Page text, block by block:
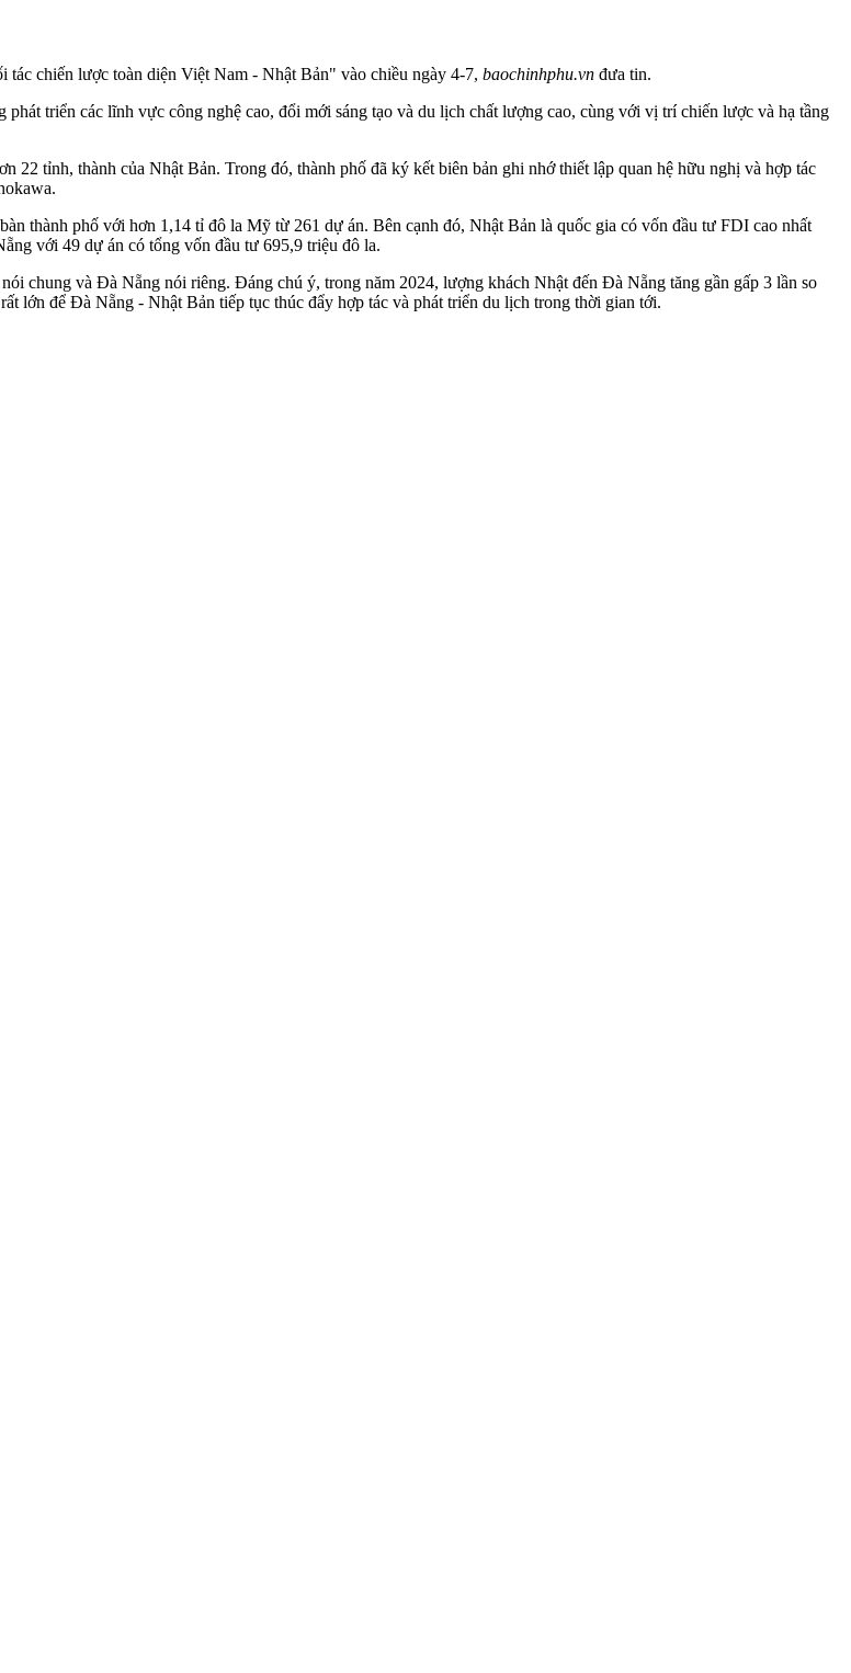
chiến lược toàn diện Việt Nam - Nhật Bản" vào chiều ngày 4-7, baochinhphu.vn đưa tin.
triển các lĩnh vực công nghệ cao, đổi mới sáng tạo và du lịch chất lượng cao, cùng với vị trí chiến lược và hạ tầng
tỉnh, thành của Nhật Bản. Trong đó, thành phố đã ký kết biên bản ghi nhớ thiết lập quan hệ hữu nghị và hợp tác
thành phố với hơn 1,14 tỉ đô la Mỹ từ 261 dự án. Bên cạnh đó, Nhật Bản là quốc gia có vốn đầu tư FDI cao nhất
với 49 dự án có tổng vốn đầu tư 695,9 triệu đô la.
chung và Đà Nẵng nói riêng. Đáng chú ý, trong năm 2024, lượng khách Nhật đến Đà Nẵng tăng gần gấp 3 lần so
lớn để Đà Nẵng - Nhật Bản tiếp tục thúc đẩy hợp tác và phát triển du lịch trong thời gian tới.